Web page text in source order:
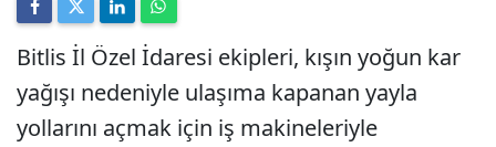
Bitlis İl Özel İdaresi ekipleri, kışın yoğun kar
yağışı nedeniyle ulaşıma kapanan yayla
yollarını açmak için iş makineleriyle